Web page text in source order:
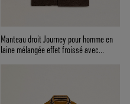
Manteau droit Journey pour homme en
laine mélangée effet froissé avec